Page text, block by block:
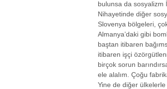
bulunsa da sosyalizm
Nihayetinde diğer
Slovenya bölgeleri,
Almanya’daki gibi
baştan itibaren
itibaren işçi
birçok sorun
ele alalım. Çoğu
Yine de diğer ülkelerle